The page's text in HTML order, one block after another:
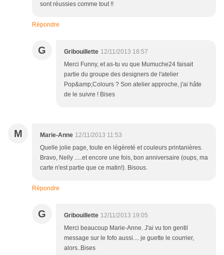
sont réussies comme tout !!
Répondre
G Gribouillette 12/11/2013 18:57
Merci Funny, et as-tu vu que Mumuche24 faisait
partie du groupe des designers de l'atelier
Pop&amp;Colours ? Son atelier approche, j'ai hâte
de le suivre ! Bises
M Marie-Anne 12/11/2013 11:53
Quelle jolie page, toute en légèreté et couleurs printanières.
Bravo, Nelly .....et encore une fois, bon anniversaire (oups, ma
carte n'est partie que ce matin!). Bisous.
Répondre
G Gribouillette 12/11/2013 19:05
Merci beaucoup Marie-Anne. J'ai vu ton gentil
message sur le fofo aussi.... je guette le courrier,
alors..Bises